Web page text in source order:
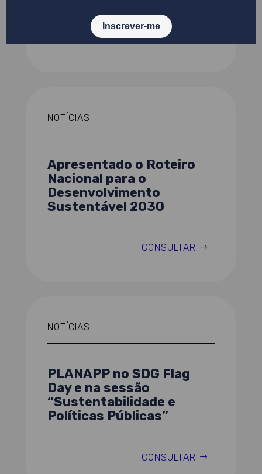
CONSULTAR
NOTÍCIAS
Apresentado o Roteiro
Nacional para o
Desenvolvimento
Sustentável 2030
CONSULTAR
NOTÍCIAS
PLANAPP no SDG Flag
Day e na sessão
“Sustentabilidade e
Políticas Públicas”
CONSULTAR